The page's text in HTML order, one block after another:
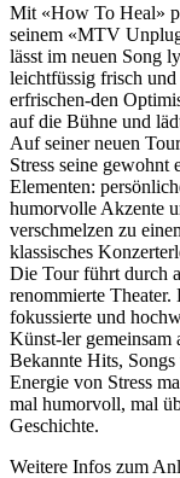
Mit «How To Heal»
seinem «MTV
lässt im neuen Song
leichtfüssig frisch
erfrischen-den
auf die Bühne und
Auf seiner neuen
Stress seine
Elementen:
humorvolle Akzente
verschmelzen zu
klassisches
Die Tour führt durch
renommierte
fokussierte und
Künst-ler gemeinsam
Bekannte Hits,
Energie von Stress
mal humorvoll, mal
Geschichte.
Weitere Infos zum